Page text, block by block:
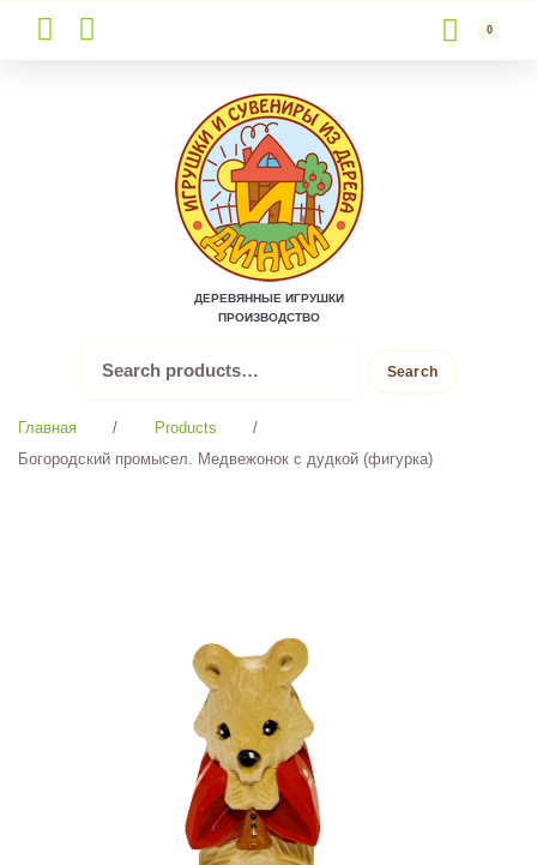
to
content
0
ДЕРЕВЯННЫЕ ИГРУШКИ
ПРОИЗВОДСТВО
for:
Search
Главная / Products
/
Богородский промысел. Медвежонок с дудкой (фигурка)